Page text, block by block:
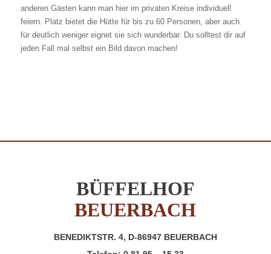
anderen Gästen kann man hier im privaten Kreise individuell
feiern. Platz bietet die Hütte für bis zu 60 Personen, aber auch
für deutlich weniger eignet sie sich wunderbar. Du solltest dir auf
jeden Fall mal selbst ein Bild davon machen!
BÜFFELHOF
BEUERBACH
BENEDIKTSTR. 4, D-86947 BEUERBACH